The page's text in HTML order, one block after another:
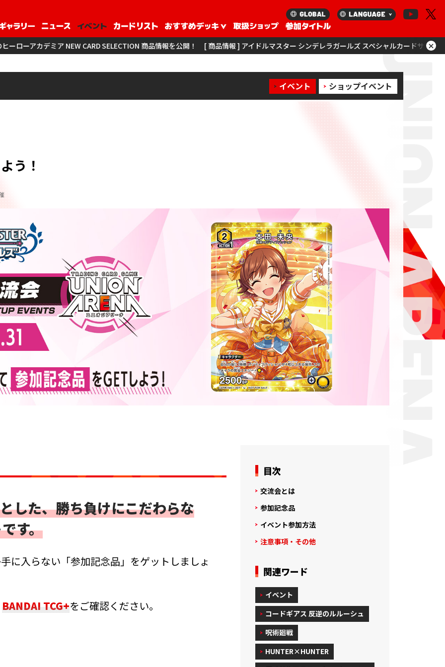
CARD SELECTION 商品情報を公開！ [ 商品情報 ] アイドルマスター シンデレラガールズ スペシャルカードサプライセットを更新！ [ 商
×
イベント ショップイベント
う！
した、勝ち負けにこだわらな
す。
に入らない「参加記念品」をゲットしましょ
BANDAI TCG+をご確認ください。
目次
交流会とは
参加記念品
イベント参加方法
注意事項・その他
関連ワード
イベント
コードギアス 反逆のルルーシュ
呪術廻戦
HUNTER×HUNTER